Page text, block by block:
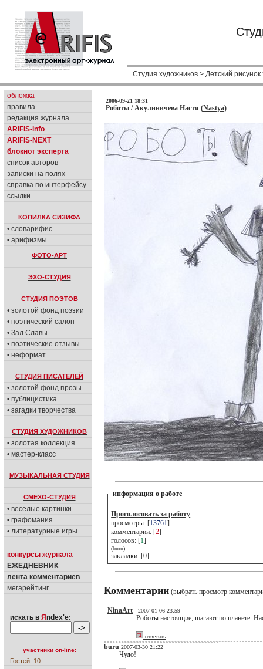
Студия художников > Детский рисунок
обложка
правила
редакция журнала
ARIFIS-info
ARIFIS-NEXT
блокнот эксперта
список авторов
записки на полях
справка по интерфейсу
ссылки
КОПИЛКА СИЗИФА
• словарифис
• арифизмы
ФОТО-АРТ
ЭХО-СТУДИЯ
СТУДИЯ ПОЭТОВ
• золотой фонд поэзии
• поэтический салон
• Зал Славы
• поэтические отзывы
• неформат
СТУДИЯ ПИСАТЕЛЕЙ
• золотой фонд прозы
• публицистика
• загадки творчества
СТУДИЯ ХУДОЖНИКОВ
• золотая коллекция
• мастер-класс
МУЗЫКАЛЬНАЯ СТУДИЯ
СМЕХО-СТУДИЯ
• веселые картинки
• графомания
• литературные игры
конкурсы журнала
ЕЖЕДНЕВНИК
лента комментариев
мегарейтинг
искать в Я ndex'е:
участники on-line:
Гостей: 10
2006-09-21 18:31
Роботы / Акулиничева Настя (Nastya)
информация о работе
Проголосовать за работу
просмотры: [13761]
комментарии: [2]
голосов: [1]
(buru)
закладки: [0]
Комментарии (выбрать просмотр
NinaArt 2007-01-06 23:59
Роботы настоящие, шагают по планете.
ответить
buru 2007-03-30 21:22
Чудо!